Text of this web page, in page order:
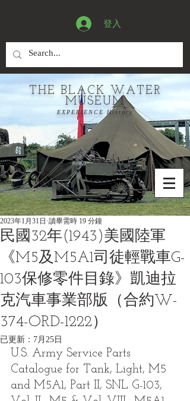
登入
THE BLACK WATER
MUSEUM
EXPERIENCE History
民國32年(1943)美國陸軍
《M5及M5A1司徒輕戰車G-
103保修零件目錄》凱迪拉
克汽車事業部版（合約W-
374-ORD-1222）
2023年1月31日 讀畢需時 19 分鐘
已更新： 7月25日
U.S. Army Service Parts
Catalogue for Tank, Light, M5
and M5A1, Part II, SNL G-103,